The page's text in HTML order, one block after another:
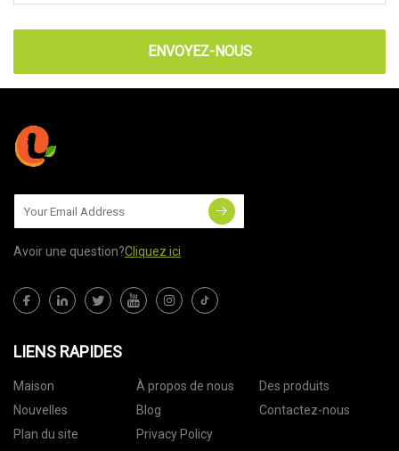
ENVOYEZ-NOUS
Avoir une question?Cliquez ici
LIENS RAPIDES
Maison À propos de nous
Des produits
Nouvelles
Blog
Contactez-nous
Plan du site
Privacy Policy